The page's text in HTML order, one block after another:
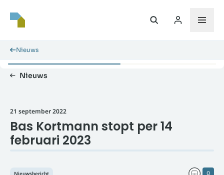
Nieuws
Nieuws
21 september 2022
Bas Kortmann stopt per 14
februari 2023
0
Nieuwsbericht